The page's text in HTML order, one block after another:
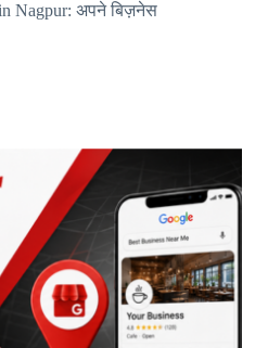
Nagpur: अपने बिज़नेस